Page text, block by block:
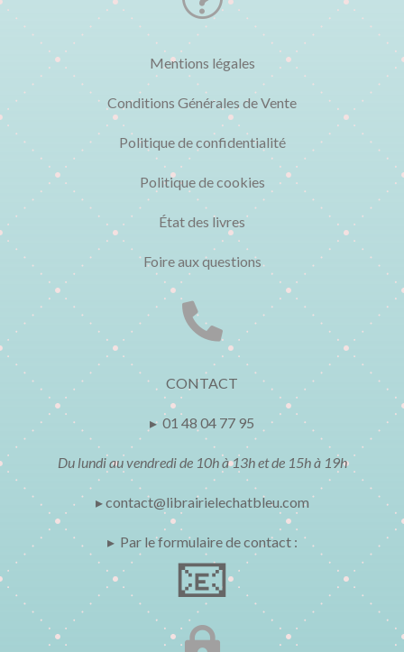
Mentions légales
Conditions Générales de Vente
Politique de confidentialité
Politique de cookies
État des livres
Foire aux questions

CONTACT
▸ 01 48 04 77 95
Du lundi au vendredi de 10h à 13h et de 15h à 19h
▸ contact@librairielechatbleu.com
▸ Par le formulaire de contact :
📧